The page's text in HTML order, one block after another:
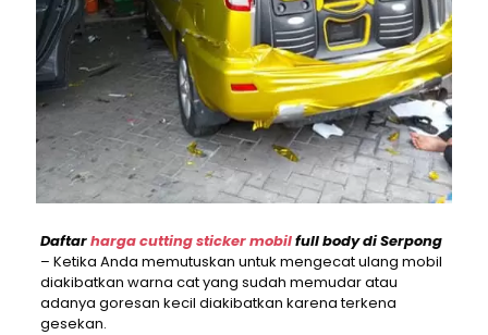
Daftarharga cutting sticker mobilfull body di Serpong
– Ketika Anda memutuskan untuk mengecat ulang mobil
diakibatkan warna cat yang sudah memudar atau
adanya goresan kecil diakibatkan karena terkena
gesekan.